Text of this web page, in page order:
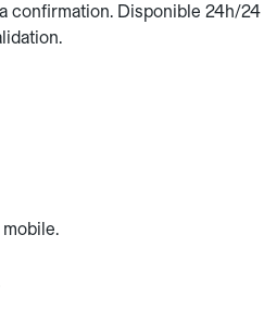
confirmation. Disponible 24h/